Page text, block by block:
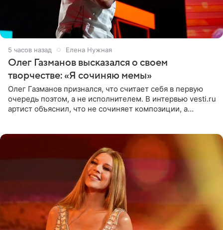
5 часов назад Елена Нужная
Олег Газманов высказался о своем
творчестве: «Я сочиняю мемы»
Олег Газманов признался, что считает себя в первую
очередь поэтом, а не исполнителем. В интервью vesti.ru
артист объяснил, что не сочиняет композиции, а